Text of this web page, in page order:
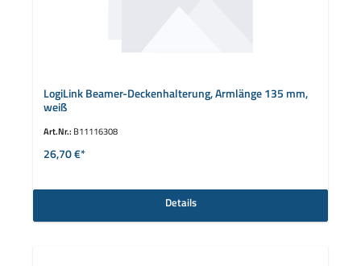
LogiLink Beamer-Deckenhalterung, Armlänge 135 mm,
weiß
Art.Nr.: B11116308
26,70 €*
Details